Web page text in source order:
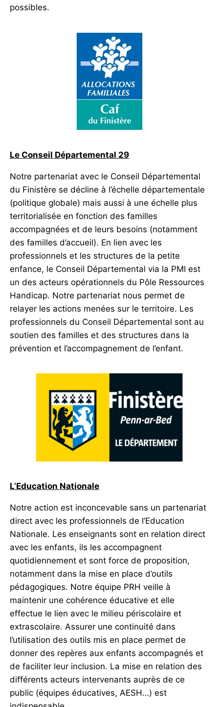
possibles.
Le Conseil Départemental 29
Notre partenariat avec le Conseil Départemental
du Finistère se décline à l’échelle départementale
(politique globale) mais aussi à une échelle plus
territorialisée en fonction des familles
accompagnées et de leurs besoins (notamment
des familles d’accueil). En lien avec les
professionnels et les structures de la petite
enfance, le Conseil Départemental via la PMI est
un des acteurs opérationnels du Pôle Ressources
Handicap. Notre partenariat nous permet de
relayer les actions menées sur le territoire. Les
professionnels du Conseil Départemental sont au
soutien des familles et des structures dans la
prévention et l’accompagnement de l’enfant.
L’Education Nationale
Notre action est inconcevable sans un partenariat
direct avec les professionnels de l’Education
Nationale. Les enseignants sont en relation direct
avec les enfants, ils les accompagnent
quotidiennement et sont force de proposition,
notamment dans la mise en place d’outils
pédagogiques. Notre équipe PRH veille à
maintenir une cohérence éducative et elle
effectue le lien avec le milieu périscolaire et
extrascolaire. Assurer une continuité dans
l’utilisation des outils mis en place permet de
donner des repères aux enfants accompagnés et
de faciliter leur inclusion. La mise en relation des
différents acteurs intervenants auprès de ce
public (équipes éducatives, AESH…) est